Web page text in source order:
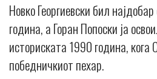
Новко Георгиевски бил
година, а Горан Попоски ја
историската 1990 година, кога
победничкиот пехар.